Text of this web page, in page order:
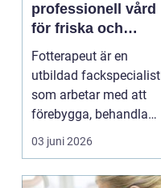
professionell vård
för friska och
starkare fötter
Fotterapeut är en
utbildad fackspecialist
som arbetar med att
förebygga, behandla
och lindra problem...
03 juni 2026